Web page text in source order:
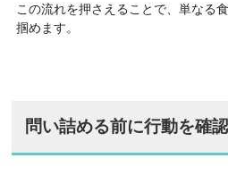
この流れを押さえることで、単なる
掴めます。
問い詰める前に行動を確